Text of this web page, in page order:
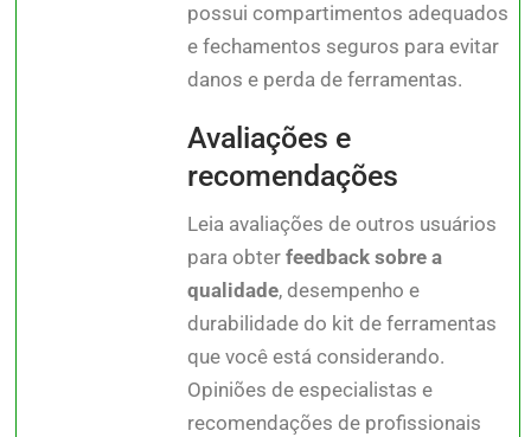
possui compartimentos adequados
e fechamentos seguros para evitar
danos e perda de ferramentas.
Avaliações e
recomendações
Leia avaliações de outros usuários
para obterfeedback sobre a
qualidade, desempenho e
durabilidade do kit de ferramentas
que você está considerando.
Opiniões de especialistas e
recomendações de profissionais